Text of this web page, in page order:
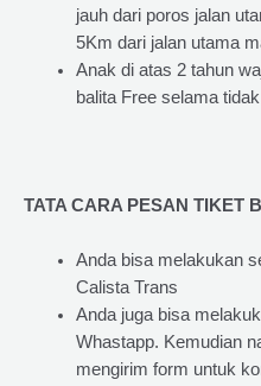
jauh dari poros jalan
5Km dari jalan utama
Anak di atas 2 tahun
balita Free selama
TATA CARA PESAN TIKET
Anda bisa melakukan
Calista Trans
Anda juga bisa
Whastapp. Kemudian
mengirim form untuk